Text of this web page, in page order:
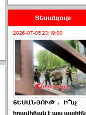
Տեսանյութ
2026-07-05 23:19:00
ՏԵՍԱՆՅՈՒԹ․ Ի՞նչ
իրավիճակ է այս պահին